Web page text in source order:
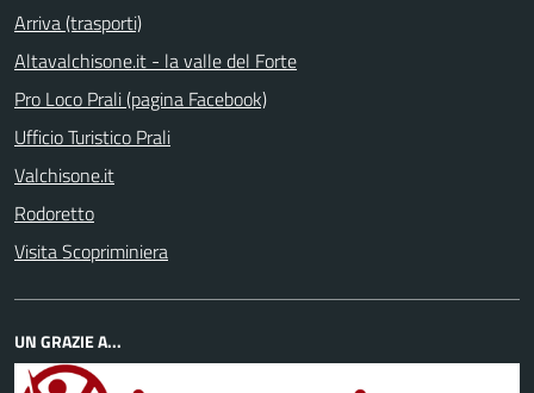
Arriva (trasporti)
Altavalchisone.it - la valle del Forte
Pro Loco Prali (pagina Facebook)
Ufficio Turistico Prali
Valchisone.it
Rodoretto
Visita Scopriminiera
UN GRAZIE A...